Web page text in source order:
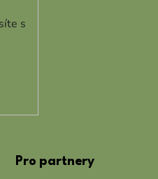
s
Pro partnery